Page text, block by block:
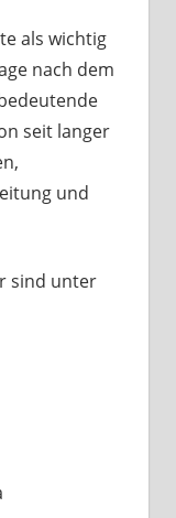
als wichtig
nach dem
seit langer
und
sind unter